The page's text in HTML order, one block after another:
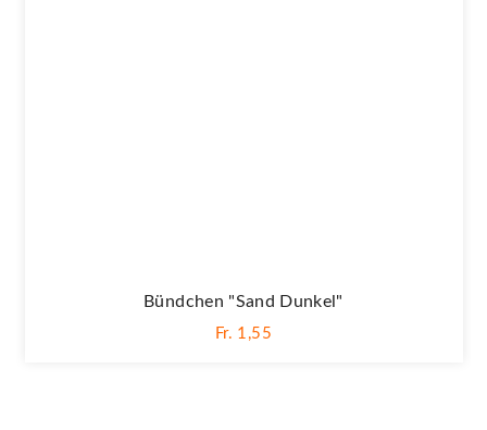
Bündchen "sand Dunkel"
Fr. 1,55